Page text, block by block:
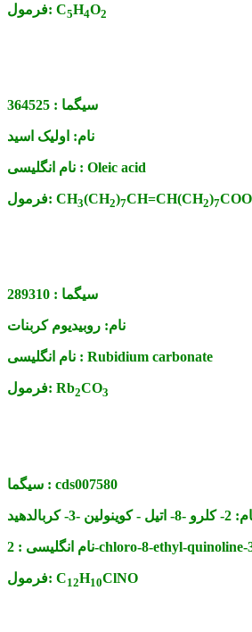
فرمول: C5H4O2
سیگما : 364525
نام: اولیک اسید
نام انگلیسی : Oleic acid
فرمول: CH3(CH2)7CH=CH(CH2)7
سیگما : 289310
نام: روبیدیوم کربنات
نام انگلیسی : Rubidium carbonate
فرمول: Rb2CO3
سیگما : cds007580
2- کلرو -8- اتیل - کوینولین -3- کربالدهید
نام انگلیسی :2-chloro-8-ethyl-
فرمول: C12H10ClNO